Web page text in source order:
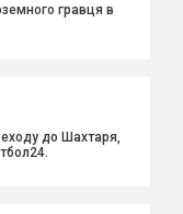
гравця в
до Шахтаря,